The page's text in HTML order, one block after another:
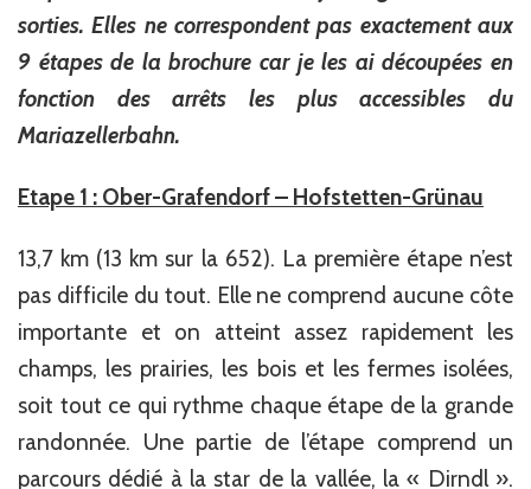
sorties. Elles ne correspondent pas exactement aux
9 étapes de la brochure car je les ai découpées en
fonction des arrêts les plus accessibles du
Mariazellerbahn.
Etape 1 : Ober-Grafendorf – Hofstetten-Grünau
13,7 km (13 km sur la 652). La première étape n’est
pas difficile du tout. Elle ne comprend aucune côte
importante et on atteint assez rapidement les
champs, les prairies, les bois et les fermes isolées,
soit tout ce qui rythme chaque étape de la grande
randonnée. Une partie de l’étape comprend un
parcours dédié à la star de la vallée, la « Dirndl ».